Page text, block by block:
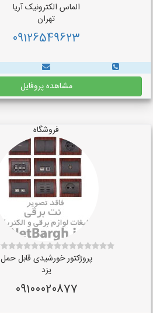
الماس الکترونیک آریا
تهران
09126549623
مشاهده پروفایل
فروشگاه
پروژکتور خورشیدی قابل حمل
یزد
09100020877